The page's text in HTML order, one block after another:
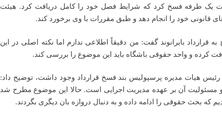
یک طرفه فسخ کرد که شرایط فصل خود را کامل دریافت کرد. هیئت
قانونی خود را انجام دهد و طبق مقررات با وی برخورد کند.
بایرانوند گفت: من دقیقاً اطلاعی ندارم اما نکته اصلی در این
کرده و واحد حقوقی باشگاه باید این موضوع را بررسی کند.
هیات مدیره پرسپولیس بند فسخ قرارداد وجود داشت، توضیح داد:
و مسئولیت آن بر عهده مدیریت اجرایی است. حالا این موضوع مطرح شد
که بحث حقوقی را ادامه داده و به دنبال دروازه بان دیگری بگردند.